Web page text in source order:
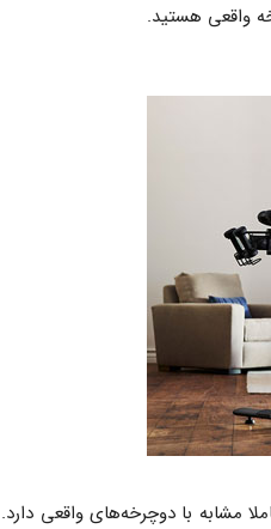
واقعی هستید.
مشابه با دوچرخه‌های واقعی دارد.